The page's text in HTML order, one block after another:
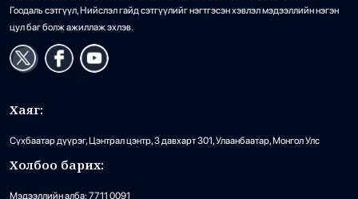
Гоодаль сэтгүүл, Нийслэл гайд сэтгүүлийг нэгтгэсэн хэвлэл мэдээллийн нэгэн
цул баг болж ажиллаж эхлэв.
Хаяг:
Сүхбаатар дүүрэг, Цэнтрал цэнтр, 3 давхарт 301, Улаанбаатар, Монгол Улс
Холбоо барих:
Мэдээллийн алба: 7711 0091